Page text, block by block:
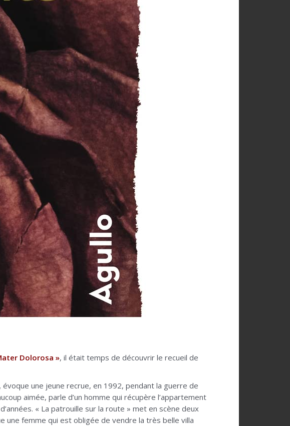
Dolorosa », il était temps de découvrir le recueil de
une jeune recrue, en 1992, pendant la guerre de
aimée, parle d’un homme qui récupère l’appartement
« La patrouille sur la route » met en scène deux
une femme qui est obligée de vendre la très belle villa